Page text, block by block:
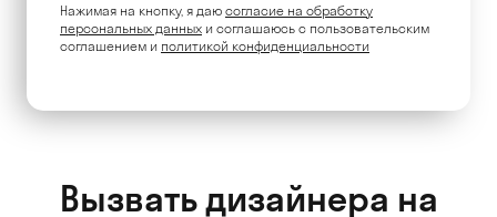
Нажимая на кнопку, я даю согласие на обработку
персональных данных и соглашаюсь c пользовательским
соглашением и политикой конфиденциальности
Вызвать дизайнера на